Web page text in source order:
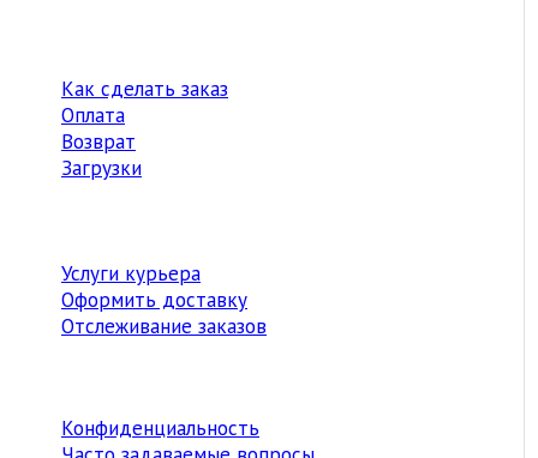
Как сделать заказ
Оплата
Возврат
Загрузки
Услуги курьера
Оформить доставку
Отслеживание заказов
Конфиденциальность